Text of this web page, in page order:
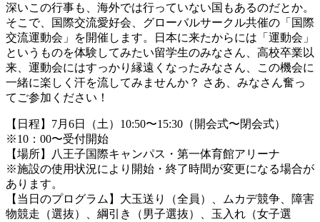
深いこの行事も、海外では行っていない国もあるのだとか。
そこで、国際交流愛好会、グローバルサークル共催の「国際
交流運動会」を開催します。日本に来たからには「運動会」
というものを体験してみたい留学生のみなさん、高校卒業以
来、運動会にはすっかり縁遠くなったみなさん、この機会に
一緒に楽しく汗を流してみませんか？ さあ、みなさん奮っ
てご参加ください！
【日程】7月6日（土）10:50〜15:30（開会式〜閉会式）
※10：00〜受付開始
【場所】八王子国際キャンパス・第一体育館アリーナ
※施設の使用状況により開始・終了時間が変更になる場合が
あります。
【当日のプログラム】大玉送り（全員）、ムカデ競争、障害
物競走（選抜）、綱引き（男子選抜）、玉入れ（女子選